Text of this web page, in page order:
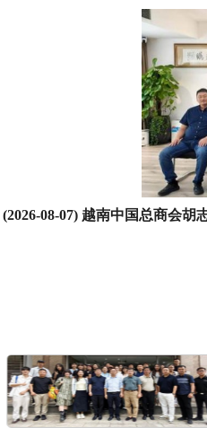
(2026-08-07) 越南中国总商会